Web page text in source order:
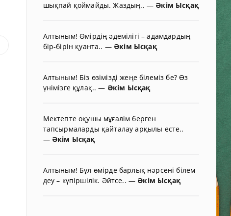
шықпай қоймайды. Жаздың.. — Әкім Ысқақ
Алтыным! Өмірдің әдемілігі – адамдардың
бір-бірін қуанта.. — Әкім Ысқақ
Алтыным! Біз өзімізді жеңе білеміз бе? Өз
үнімізге құлақ..— Әкім Ысқақ
Мектепте оқушы мұғалім берген
тапсырмаларды қайталау арқылы есте..
— Әкім Ысқақ
Алтыным! Бұл өмірде барлық нәрсені білем
деу – күпіршілік. Әйтсе.. — Әкім Ысқақ